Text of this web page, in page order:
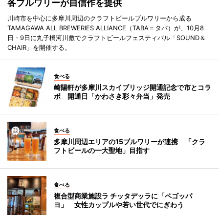
各ブルワリーが自信作を提供
川崎市を中心に多摩川周辺のクラフトビールブルワリーから成る
TAMAGAWA ALL BREWERIES ALLIANCE（TABA＝タバ）が、10月8
日・9日に丸子橋河川敷でクラフトビールフェスティバル「SOUND＆
CHAIR」を開催する。
食べる
崎陽軒が多摩川スカイブリッジ開通記念で市とコラ
ボ 開通日「かわさき彩々弁当」発売
食べる
多摩川周辺エリアの15ブルワリーが連携 「クラ
フトビールの一大聖地」目指す
食べる
複合型商業施設ラ チッタデッラに「ペゴッパ
ヨ」 女性カップルや若い世代でにぎわう